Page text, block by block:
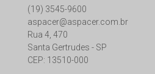
(19) 3545-9600
aspacer@aspacer.com.br
Rua 4, 470
Santa Gertrudes - SP
CEP: 13510-000